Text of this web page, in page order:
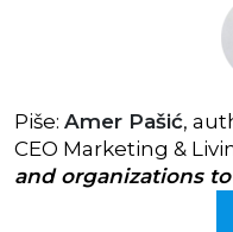
Piše: Amer Pašić,
CEO Marketing &
and organizations